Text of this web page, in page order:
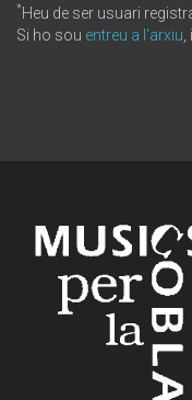
*Heu de ser usuari
Si ho sou entreu a l'arxiu